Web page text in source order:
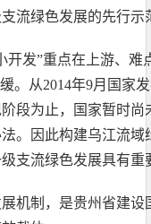
流绿色发展的先行示
开发”重点在上游、
。从2014年9月国家
段为止，国家暂时
。因此构建乌江流
支流绿色发展具有重
机制，是贵州省建